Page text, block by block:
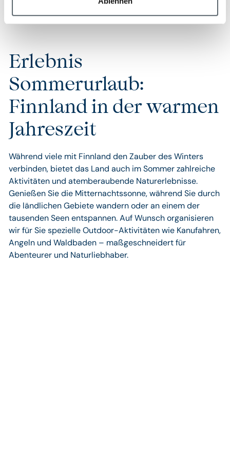
Erlebnis
Sommerurlaub:
Finnland in der warmen
Jahreszeit
Während viele mit Finnland den Zauber des Winters
verbinden, bietet das Land auch im Sommer zahlreiche
Aktivitäten und atemberaubende Naturerlebnisse.
Genießen Sie die Mitternachtssonne, während Sie durch
die ländlichen Gebiete wandern oder an einem der
tausenden Seen entspannen. Auf Wunsch organisieren
wir für Sie spezielle Outdoor-Aktivitäten wie Kanufahren,
Angeln und Waldbaden – maßgeschneidert für
Abenteurer und Naturliebhaber.